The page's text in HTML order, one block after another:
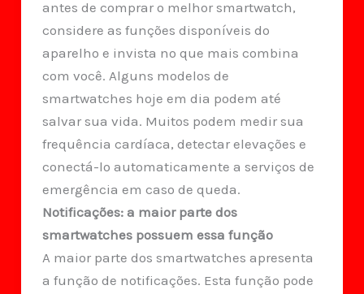
antes de comprar o melhor smartwatch,
considere as funções disponíveis do
aparelho e invista no que mais combina
com você. Alguns modelos de
smartwatches hoje em dia podem até
salvar sua vida. Muitos podem medir sua
frequência cardíaca, detectar elevações e
conectá-lo automaticamente a serviços de
emergência em caso de queda.
Notificações: a maior parte dos
smartwatches possuem essa função
A maior parte dos smartwatches apresenta
a função de notificações. Esta função pode